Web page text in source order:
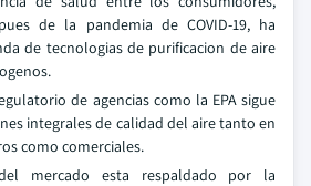
de la pandemia de COVID-19, ha
de tecnologias de purificacion de aire
de agencias como la EPA sigue
integrales de calidad del aire tanto en
como comerciales.
mercado esta respaldado por la